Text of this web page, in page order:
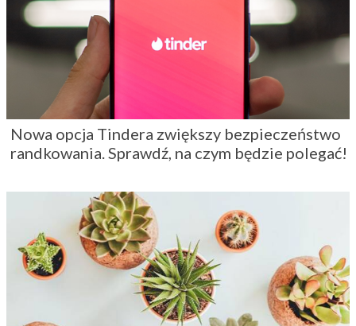
Nowa opcja Tindera zwiększy bezpieczeństwo
randkowania. Sprawdź, na czym będzie polegać!